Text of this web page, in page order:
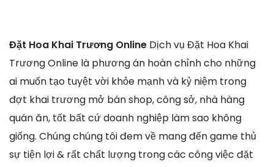
Đặt Hoa Khai Trương Online Dịch vụ Đặt Hoa Khai
Trương Online là phương án hoàn chỉnh cho những
ai muốn tạo tuyệt vời khỏe mạnh và kỷ niệm trong
đợt khai trương mở bán shop, công sở, nhà hàng
quán ăn, tốt bất cứ doanh nghiệp làm sao không
giống. Chúng chúng tôi đem về mang đến game thủ
sự tiện lợi & rất chất lượng trong các công việc đặt